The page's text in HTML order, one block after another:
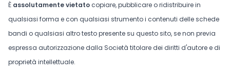
È assolutamente vietato copiare, pubblicare o ridistribuire in
qualsiasi forma e con qualsiasi strumento i contenuti delle schede
bandi o qualsiasi altro testo presente su questo sito, se non previa
espressa autorizzazione dalla Società titolare dei diritti d'autore e di
proprietà intellettuale.